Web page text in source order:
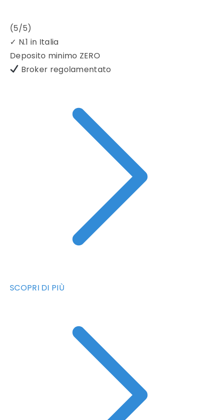
(5/5)
✓ N.1 in Italia
Deposito minimo ZERO
Broker regolamentato
SCOPRI DI PIÙ